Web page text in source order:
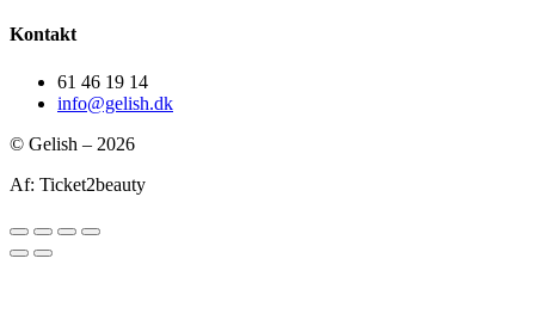
Kontakt
61 46 19 14
info@gelish.dk
© Gelish – 2026
Af: Ticket2beauty